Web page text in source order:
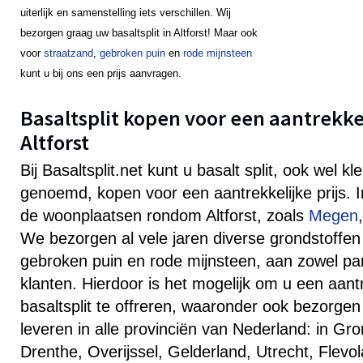
uiterlijk en samenstelling iets verschillen. Wij
bezorgen graag uw basaltsplit in Altforst! Maar ook
voor straatzand, gebroken puin en rode mijnsteen
kunt u bij ons een prijs aanvragen.
Basaltsplit kopen voor een
Altforst
Bij Basaltsplit.net kunt u basalt split, ook wel
genoemd, kopen voor een aantrekkelijke prijs.
de woonplaatsen rondom Altforst, zoals Megen
We bezorgen al vele jaren diverse
gebroken puin en rode mijnsteen, aan zowel
klanten. Hierdoor is het mogelijk om u een
basaltsplit te offreren, waaronder ook
leveren in alle provinciën van Nederland: in
Drenthe, Overijssel, Gelderland, Utrecht,